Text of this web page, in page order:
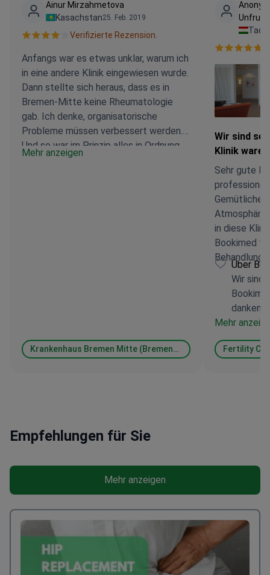
Ainur Mirzahmetova
Kasachstan25. Feb. 2019
Verifizierte Rezension.
Anfangs war es etwas unklar, warum ich
in eine andere Klinik eingewiesen wurde.
Dann stellte sich heraus, dass es in
Bremen-Mitte keine Rheumatologie
gab. Ich denke, organisatorische
Probleme müssen verbessert werden.
Und so war im Prinzip alles in Ordnung.
Mehr anzeigen
Krankenhaus Bremen Mitte (Bremen-Mitte Clinic)
Wir sind
Klinik waren
Sehr gute
Gemütliche
in diese
Bookimed
Behandlung,
Über
Wir sind
danken
Mehr
Fertility
Empfehlungen für Sie
Mehr anzeigen